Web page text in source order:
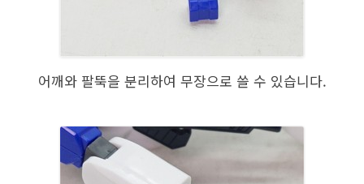
어깨와 팔뚝을 분리하여 무장으로 쓸 수 있습니다.